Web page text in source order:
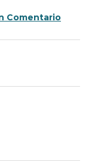
Comentario